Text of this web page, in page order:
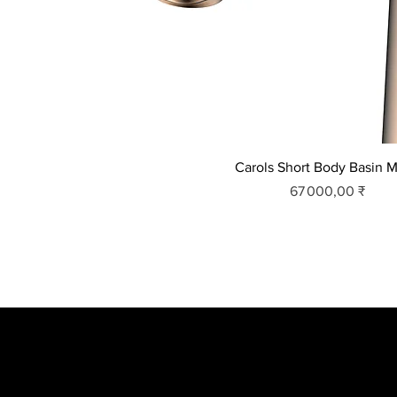
Carols Short Body Basin
Prix
67 000,00 ₹